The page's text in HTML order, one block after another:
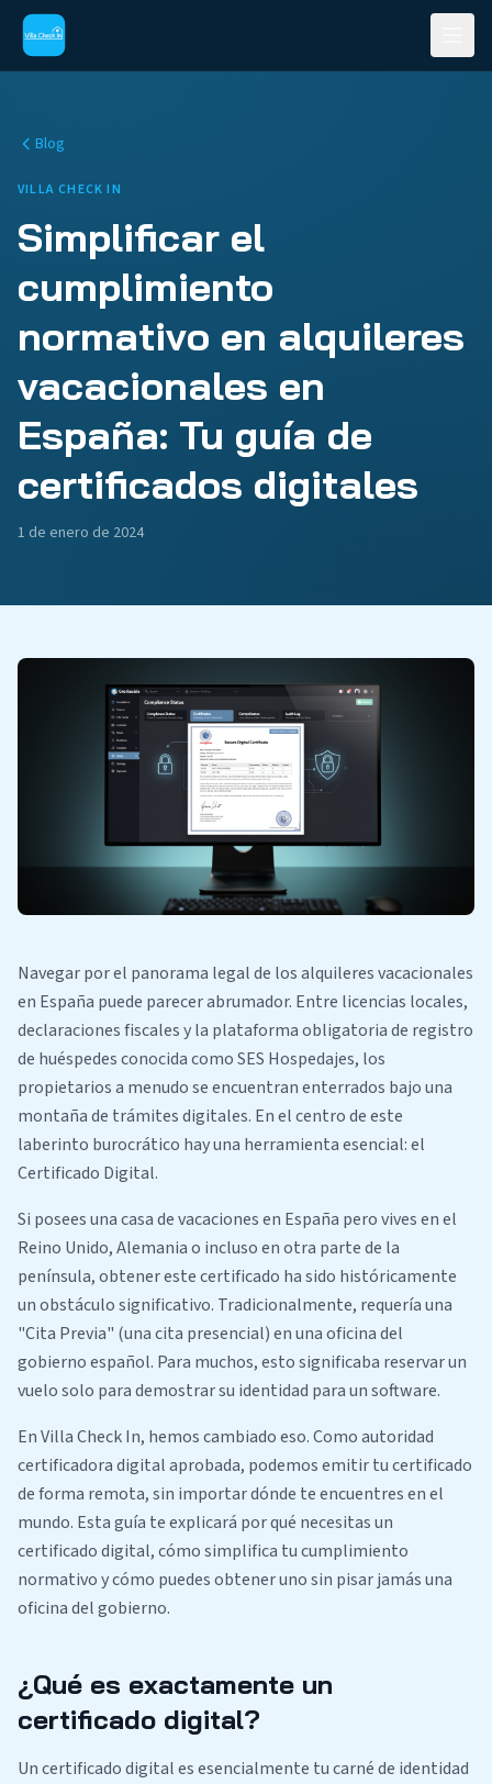
Blog
VILLA CHECK IN
Simplificar el
cumplimiento
normativo en alquileres
vacacionales en
España: Tu guía de
certificados digitales
1 de enero de 2024
Navegar por el panorama legal de los alquileres vacacionales
en España puede parecer abrumador. Entre licencias locales,
declaraciones fiscales y la plataforma obligatoria de registro
de huéspedes conocida como SES Hospedajes, los
propietarios a menudo se encuentran enterrados bajo una
montaña de trámites digitales. En el centro de este
laberinto burocrático hay una herramienta esencial: el
Certificado Digital.
Si posees una casa de vacaciones en España pero vives en el
Reino Unido, Alemania o incluso en otra parte de la
península, obtener este certificado ha sido históricamente
un obstáculo significativo. Tradicionalmente, requería una
"Cita Previa" (una cita presencial) en una oficina del
gobierno español. Para muchos, esto significaba reservar un
vuelo solo para demostrar su identidad para un software.
En Villa Check In, hemos cambiado eso. Como autoridad
certificadora digital aprobada, podemos emitir tu certificado
de forma remota, sin importar dónde te encuentres en el
mundo. Esta guía te explicará por qué necesitas un
certificado digital, cómo simplifica tu cumplimiento
normativo y cómo puedes obtener uno sin pisar jamás una
oficina del gobierno.
¿Qué es exactamente un
certificado digital?
Un certificado digital es esencialmente tu carné de identidad